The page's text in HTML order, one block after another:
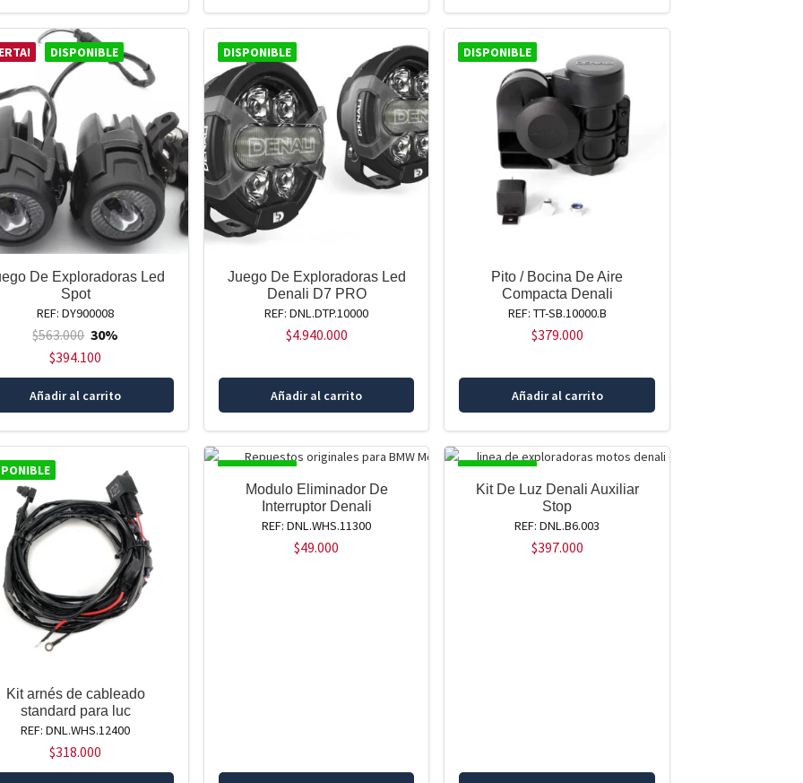
DISPONIBLE
De Exploradoras Led
Spot
REF: DY900008
$563.000 30%
$394.100
Añadir al carrito
DISPONIBLE
Juego De Exploradoras Led
Denali D7 PRO
REF: DNL.DTP.10000
$4.940.000
Añadir al carrito
DISPONIBLE
Pito / Bocina De Aire
Compacta Denali
REF: TT-SB.10000.B
$379.000
Añadir al carrito
Kit arnés de cableado
standard para luc
REF: DNL.WHS.12400
$318.000
DISPONIBLE
Modulo Eliminador De
Interruptor Denali
REF: DNL.WHS.11300
$49.000
DISPONIBLE
Kit De Luz Denali Auxiliar
Stop
REF: DNL.B6.003
$397.000